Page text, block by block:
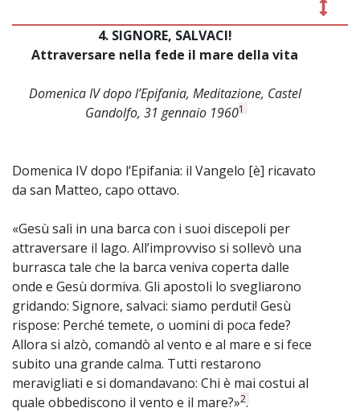
4. SIGNORE, SALVACI!
Attraversare nella fede il mare della vita
Domenica IV dopo l’Epifania, Meditazione, Castel
Gandolfo, 31 gennaio 19601
Domenica IV dopo l’Epifania: il Vangelo [è] ricavato
da san Matteo, capo ottavo.
«Gesù salì in una barca con i suoi discepoli per
attraversare il lago. All’improvviso si sollevò una
burrasca tale che la barca veniva coperta dalle
onde e Gesù dormiva. Gli apostoli lo svegliarono
gridando: Signore, salvaci: siamo perduti! Gesù
rispose: Perché temete, o uomini di poca fede?
Allora si alzò, comandò al vento e al mare e si fece
subito una grande calma. Tutti restarono
meravigliati e si domandavano: Chi è mai costui al
quale obbediscono il vento e il mare?»2.